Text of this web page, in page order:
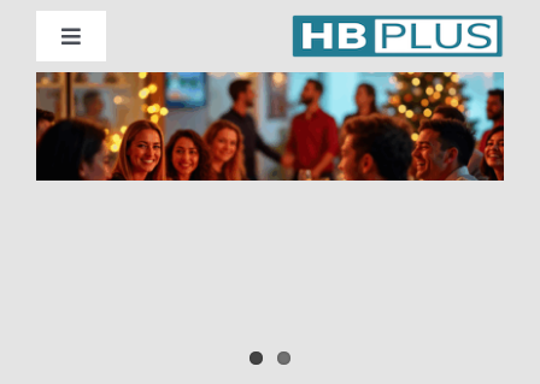
Skip
content
Toggle
Navigation
Standorte
Beratung